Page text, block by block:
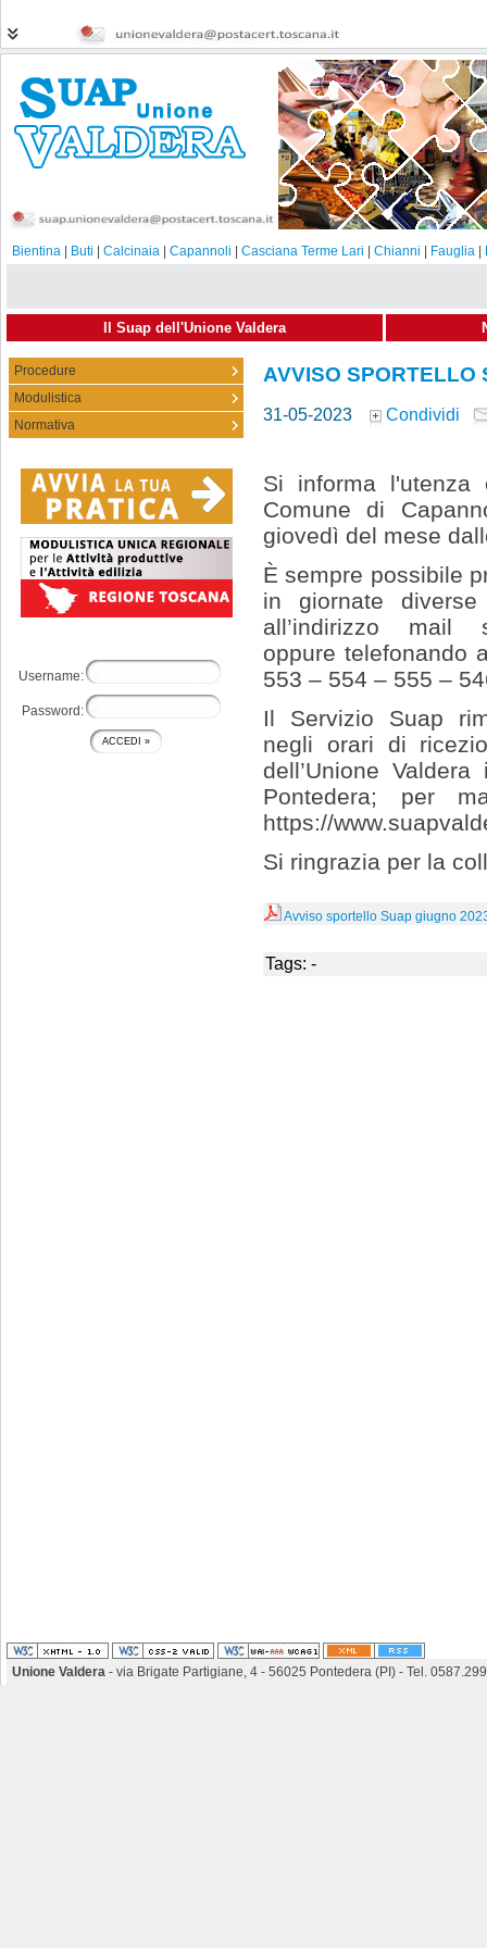
Bientina Buti Calcinaia Capannoli Casciana Terme Lari Chianni Fauglia
Il Suap dell'Unione Valdera
Procedure
Modulistica
Normativa
Username:
Password:
AVVISO SPORTELLO
31-05-2023 Condividi
Si informa
Comune di
giovedì del mese
È sempre possibile
in giornate
all’indirizzo mail
oppure telefonando
553 – 554 – 555 –
Il Servizio Suap
negli orari di
dell’Unione
Pontedera; per
https://
Si ringrazia per la
Avviso sportello Suap giugno
Tags: -
Unione Valdera - via Brigate Partigiane, 4 - 56025 Pontedera (PI) - Tel.